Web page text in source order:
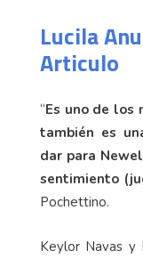
Lucila
Articulo
“Es uno de los
también es
dar para
sentimiento
Pochettino.
Keylor Navas y